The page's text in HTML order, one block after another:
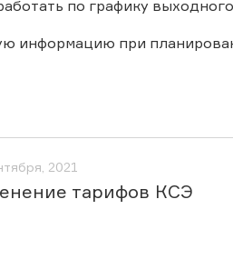
по графику
информацию при
2021
тарифов КСЭ